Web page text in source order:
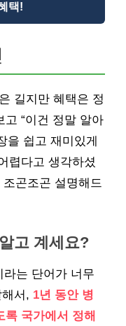
택!
길지만 혜택은 정
“이건 정말 알아
을 쉽고 재미있게
렵다고 생각하셨
곤조곤 설명해드
고 계세요?
라는 단어가 너무
서, 1년 동안 병
록 국가에서 정해